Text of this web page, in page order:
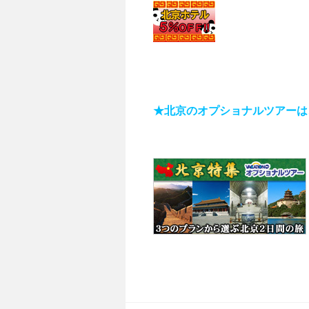
★北京のオプショナルツアーは